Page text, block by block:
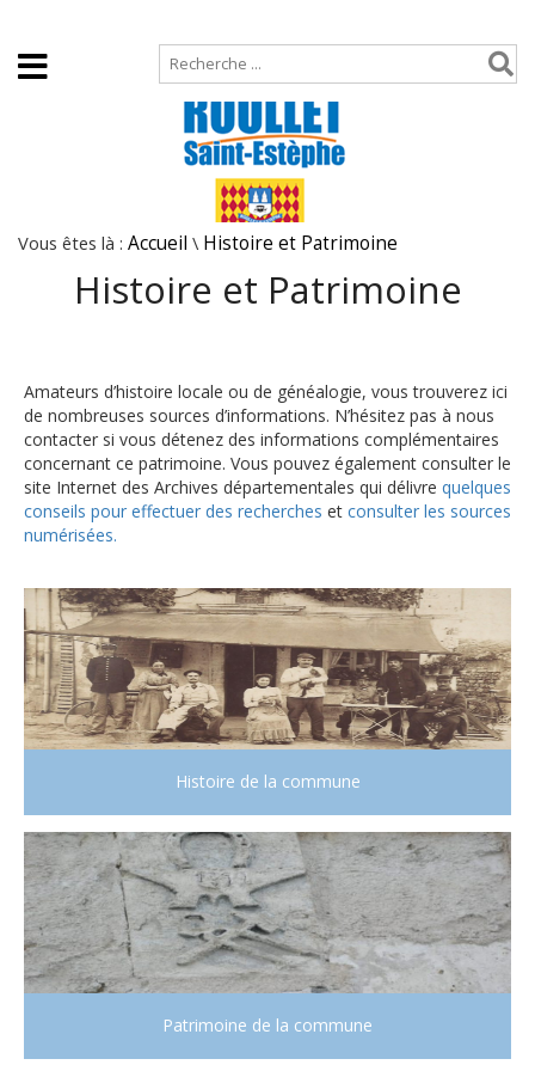
Vous êtes là : Accueil \ Histoire et Patrimoine
Histoire et Patrimoine
Amateurs d’histoire locale ou de généalogie, vous trouverez ici
de nombreuses sources d’informations. N’hésitez pas à nous
contacter si vous détenez des informations complémentaires
concernant ce patrimoine. Vous pouvez également consulter le
site Internet des Archives départementales qui délivre quelques
conseils pour effectuer des recherches et consulter les sources
numérisées.
Histoire de la commune
Patrimoine de la commune